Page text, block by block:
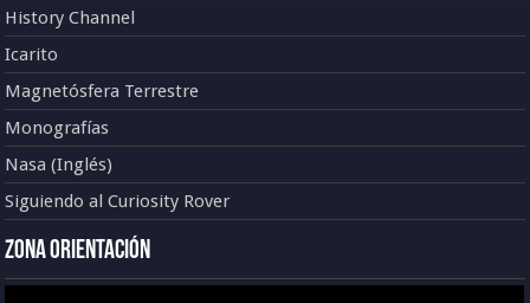
History Channel
Icarito
Magnetósfera Terrestre
Monografías
Nasa (Inglés)
Siguiendo al Curiosity Rover
Zona Orientación